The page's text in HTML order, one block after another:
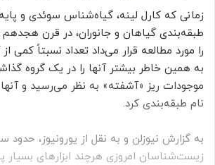
زمانی که کارل لینه، گیاه‌شناس سوئدی و
طبقه‌بندی گیاهان و جانوران، در قرن
را مورد مطالعه قرار می‌داد تعداد نسبتاً کمی
به همین خاطر بیشتر آنها را در یک گروه
موجودات ریز «آشفته» به نظر می‌رسید و
نام طبقه‌بندی کرد.
به گزارش نیوزلن و به نقل از یورونیوز،
زیست‌شناسان امروزی هرچند ابزارهای بسیار